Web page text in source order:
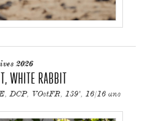
2026
WHITE RABBIT
DCP, VOstFR, 139', 16/16 ans